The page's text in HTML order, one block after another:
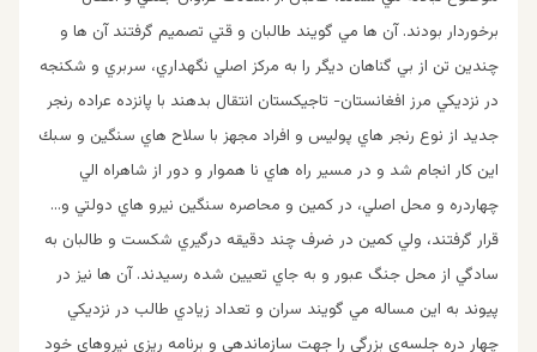
برخوردار بودند. آن ها مي گويند طالبان و قتي تصميم گرفتند آن ها و
چندين تن از بي گناهان ديگر را به مركز اصلي نگهداري، سربري و شكنجه
در نزديكي مرز افغانستان- تاجيكستان انتقال بدهند با پانزده عراده رنجر
جديد از نوع رنجر هاي پوليس و افراد مجهز با سلاح هاي سنگين و سبك
اين كار انجام شد و در مسير راه هاي نا هموار و دور از شاهراه الي
چهاردره و محل اصلي، در كمين و محاصره سنگين نيرو هاي دولتي و…
قرار گرفتند، ولي كمين در ضرف چند دقيقه درگيري شكست و طالبان به
سادگي از محل جنگ عبور و به جاي تعيين شده رسيدند. آن ها نيز در
پيوند به اين مساله مي گويند سران و تعداد زيادي طالب در نزديكي
چهار دره جلسه‌ي بزرگي را جهت سازماندهي و برنامه ريزي نيروهاي خود